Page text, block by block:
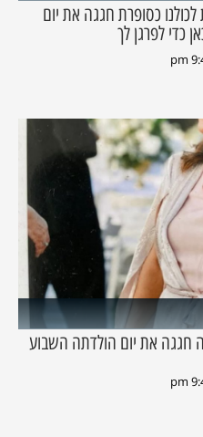
כסופרת חגגה את יום
כדי לפרגן לך
את יום הולדתה השבוע